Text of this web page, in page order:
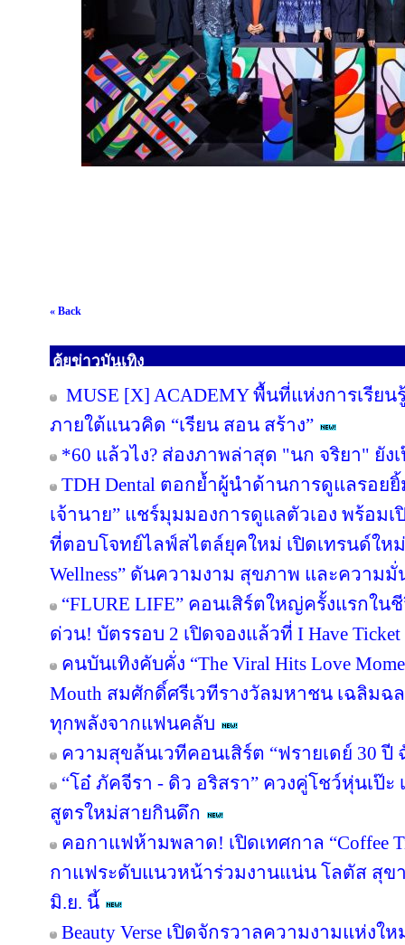
« Back
คุ้ยข่าวบันเทิง
MUSE [X] ACADEMY พื้นที่แห่งการเรีย
ภายใต้แนวคิด “เรียน สอน สร้าง”
*60 แล้วไง? ส่องภาพล่าสุด "นก จริยา" ยัง
TDH Dental ตอกย้ำผู้นำด้านการดูแลรอย
เจ้านาย” แชร์มุมมองการดูแลตัวเอง พร้อ
ที่ตอบโจทย์ไลฟ์สไตล์ยุคใหม่ เปิดเทรนด์ใหม่
Wellness” ดันความงาม สุขภาพ และความ
“FLURE LIFE” คอนเสิร์ตใหญ่ครั้งแรกใ
ด่วน! บัตรรอบ 2 เปิดจองแล้วที่ I Have Ticket
คนบันเทิงคับคั่ง “The Viral Hits Love
Mouth สมศักดิ์ศรีเวทีรางวัลมหาชน เฉลิม
ทุกพลังจากแฟนคลับ
ความสุขล้นเวทีคอนเสิร์ต “ฟรายเดย์ 30
“โอ๋ ภัคจีรา - ดิว อริสรา” ควงคู่โชว์หุ่นเป๊ะ
สูตรใหม่สายกินดึก
คอกาแฟห้ามพลาด! เปิดเทศกาล “Coffee
กาแฟระดับแนวหน้าร่วมงานแน่น โลตัส สุข
มิ.ย. นี้
Beauty Verse เปิดจักรวาลความงามแห่ง